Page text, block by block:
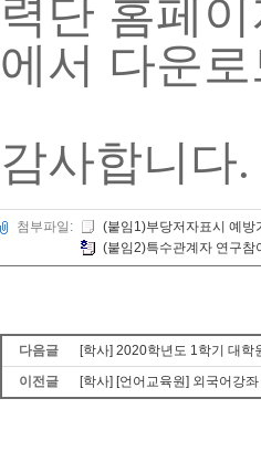
력단 홈페이
에서 다운
감사합니다.
첨부파일:
(붙임1)부당저자표시 예방
(붙임2)특수관계자 연구참
다음글
[학사] 2020학년도 1학기 대
이전글
[학사] [언어교육원] 외국어강